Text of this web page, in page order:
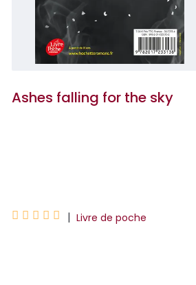
Ashes falling for the sky
     | Livre de poche